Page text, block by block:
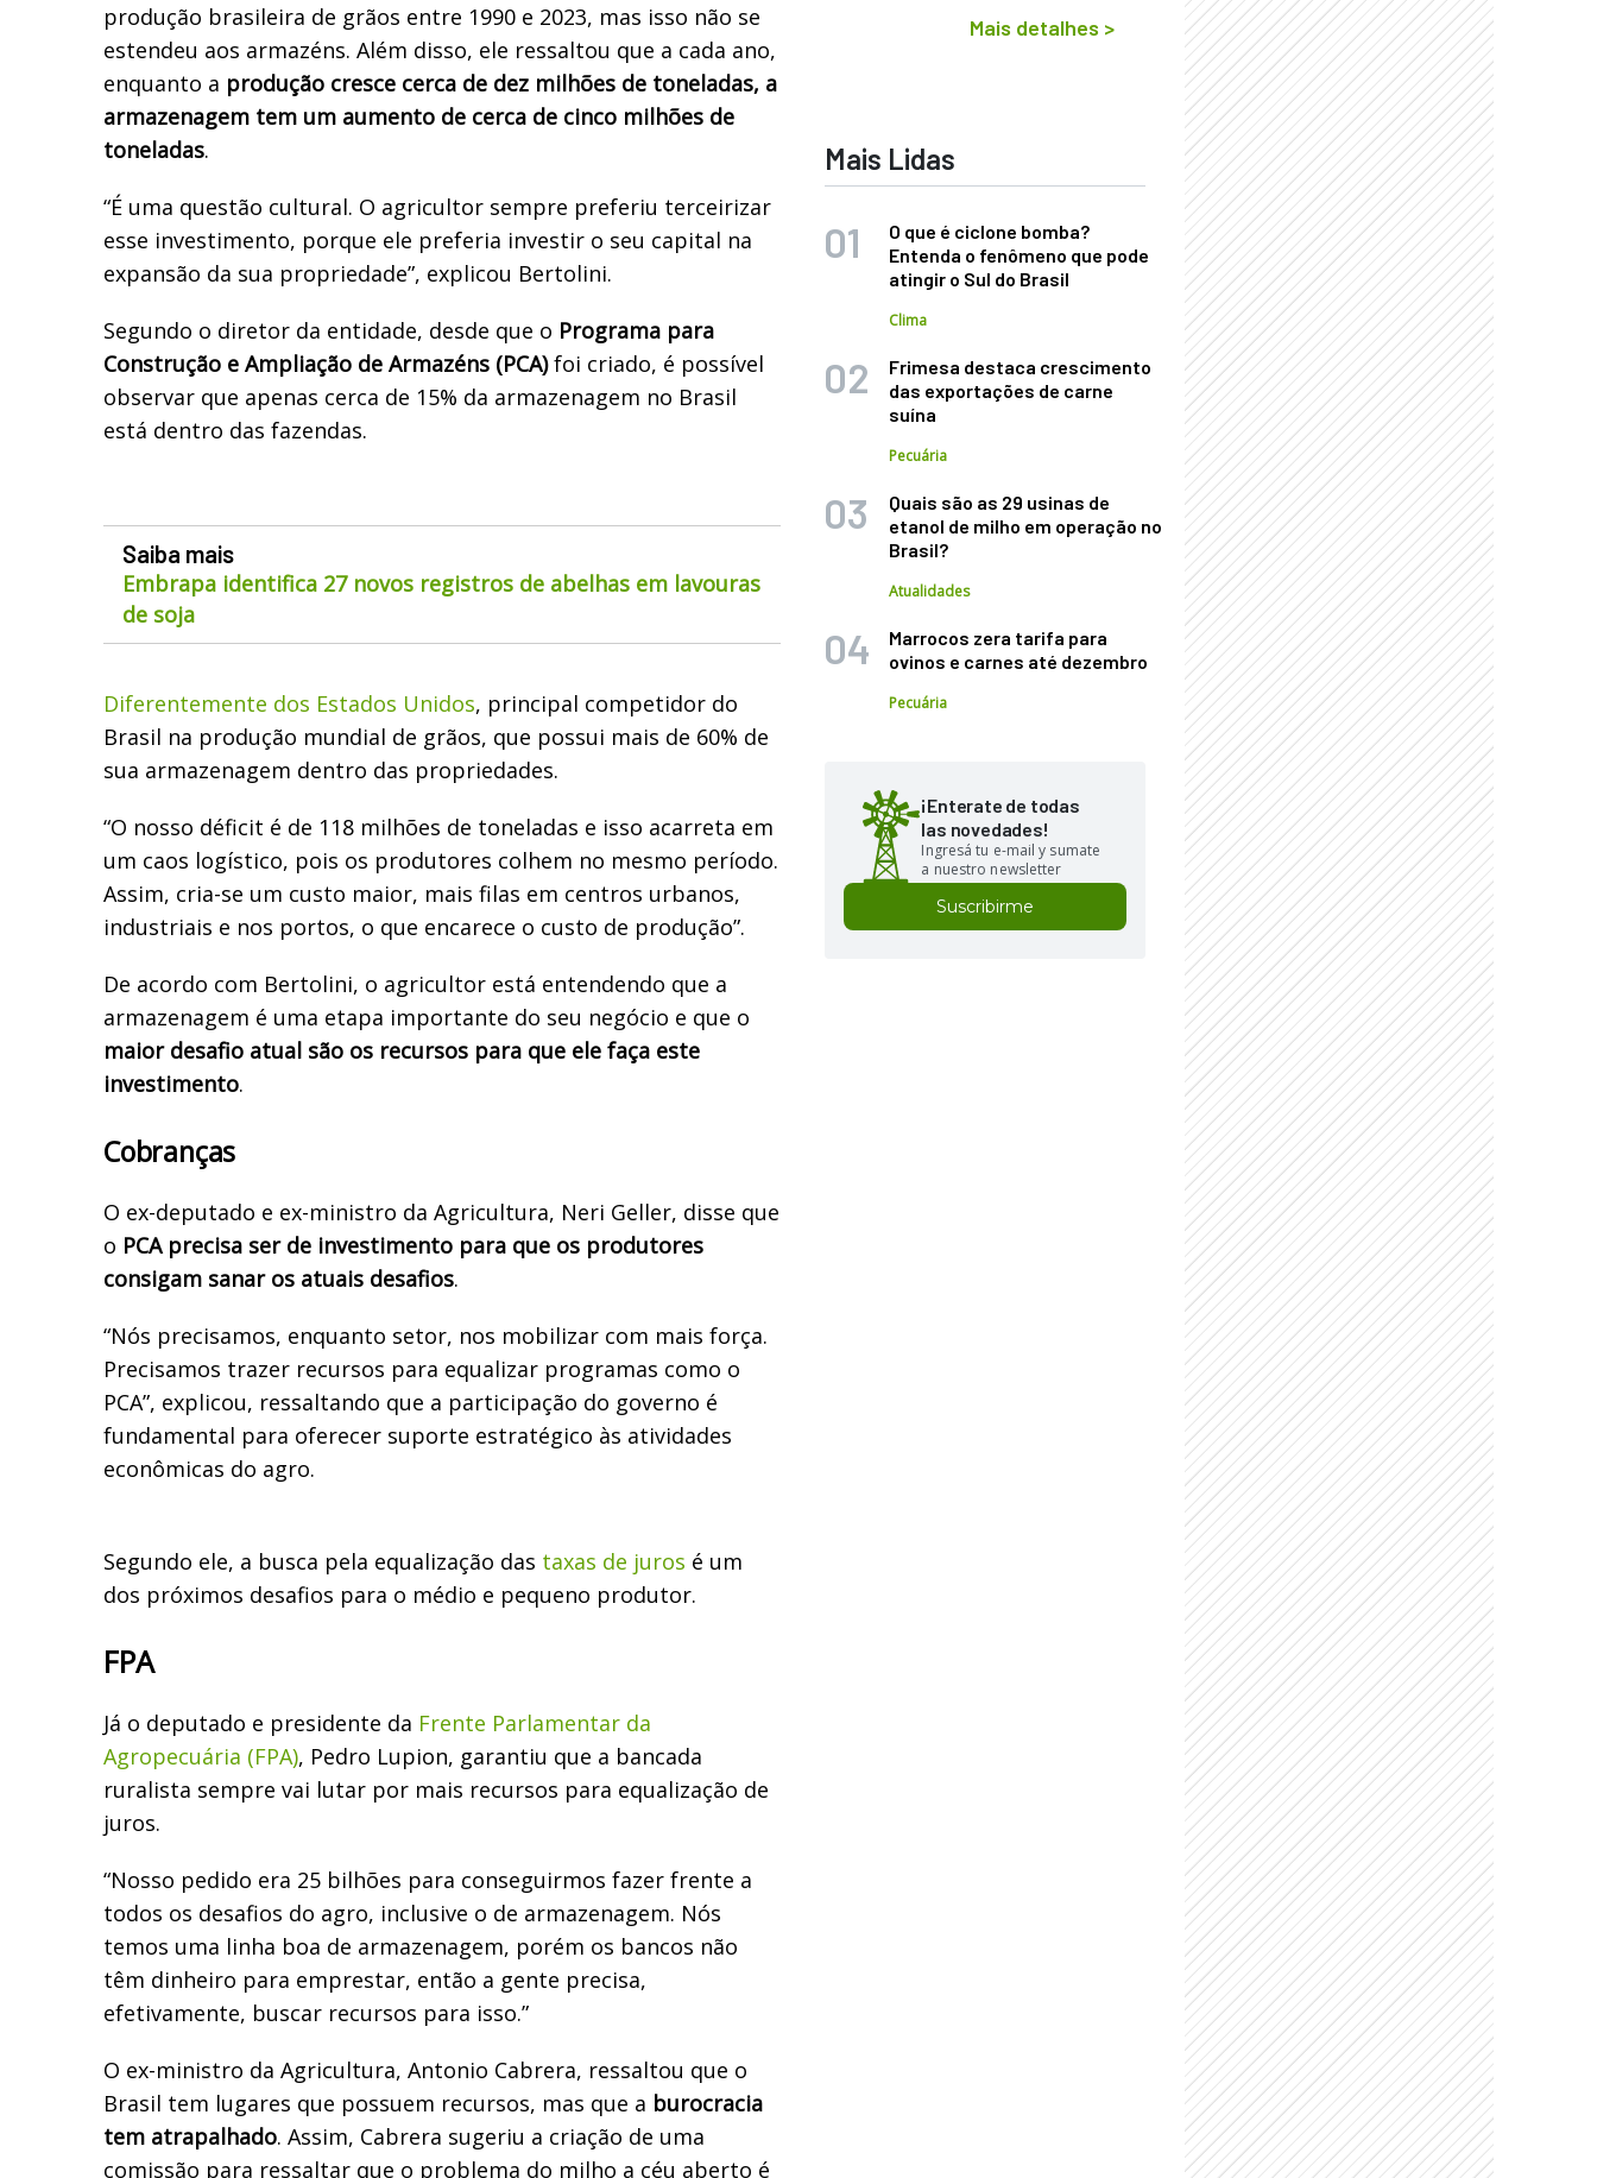
produção brasileira de grãos entre 1990 e 2023, mas isso não se
estendeu aos armazéns. Além disso, ele ressaltou que a cada ano,
enquanto a produção cresce cerca de dez milhões de toneladas, a
armazenagem tem um aumento de cerca de cinco milhões de
toneladas.
“É uma questão cultural. O agricultor sempre preferiu terceirizar
esse investimento, porque ele preferia investir o seu capital na
expansão da sua propriedade”, explicou Bertolini.
Segundo o diretor da entidade, desde que o Programa para
Construção e Ampliação de Armazéns (PCA)foi criado, é possível
observar que apenas cerca de 15% da armazenagem no Brasil
está dentro das fazendas.
Saiba mais
Embrapa identifica 27 novos registros de abelhas em lavouras
de soja
Diferentemente dos Estados Unidos, principal competidor do
Brasil na produção mundial de grãos, que possui mais de 60% de
sua armazenagem dentro das propriedades.
“O nosso déficit é de 118 milhões de toneladas e isso acarreta em
um caos logístico, pois os produtores colhem no mesmo período.
Assim, cria-se um custo maior, mais filas em centros urbanos,
industriais e nos portos, o que encarece o custo de produção”.
De acordo com Bertolini, o agricultor está entendendo que a
armazenagem é uma etapa importante do seu negócio e que o
maior desafio atual são os recursos para que ele faça este
investimento.
Cobranças
O ex-deputado e ex-ministro da Agricultura, Neri Geller, disse que
o PCA precisa ser de investimento para que os produtores
consigam sanar os atuais desafios.
“Nós precisamos, enquanto setor, nos mobilizar com mais força.
Precisamos trazer recursos para equalizar programas como o
PCA”, explicou, ressaltando que a participação do governo é
fundamental para oferecer suporte estratégico às atividades
econômicas do agro.
Segundo ele, a busca pela equalização das taxas de juros é um
dos próximos desafios para o médio e pequeno produtor.
FPA
Já o deputado e presidente da Frente Parlamentar da
Agropecuária (FPA), Pedro Lupion, garantiu que a bancada
ruralista sempre vai lutar por mais recursos para equalização de
juros.
“Nosso pedido era 25 bilhões para conseguirmos fazer frente a
todos os desafios do agro, inclusive o de armazenagem. Nós
temos uma linha boa de armazenagem, porém os bancos não
têm dinheiro para emprestar, então a gente precisa,
efetivamente, buscar recursos para isso.”
O ex-ministro da Agricultura, Antonio Cabrera, ressaltou que o
Brasil tem lugares que possuem recursos, mas que a burocracia
tem atrapalhado. Assim, Cabrera sugeriu a criação de uma
comissão para ressaltar que o problema do milho a céu aberto é
Mais detalhes >
Mais Lidas
O que é ciclone bomba?
Entenda o fenômeno que pode
atingir o Sul do Brasil
Clima
Frimesa destaca crescimento
das exportações de carne
suína
Pecuária
Quais são as 29 usinas de
etanol de milho em operação no
Brasil?
Atualidades
Marrocos zera tarifa para
ovinos e carnes até dezembro
Pecuária
¡Enterate de todas
las novedades!
Ingresá tu e-mail y sumate
a nuestro newsletter
Suscribirme